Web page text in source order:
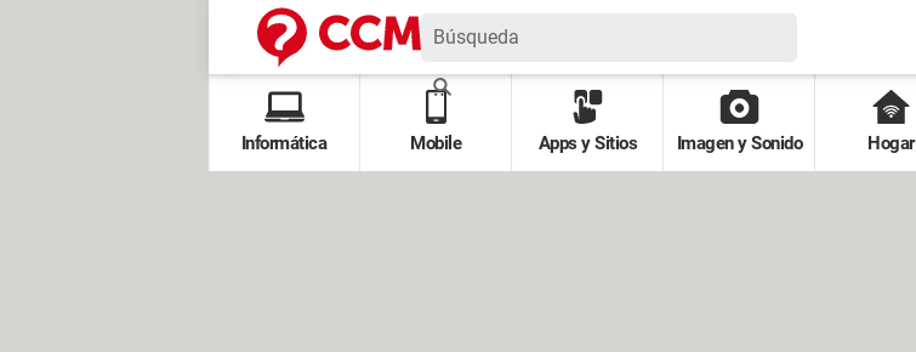
Informática Mobile Apps y Sitios Imagen y Sonido Hogar